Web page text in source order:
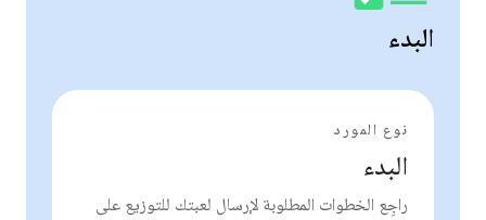
البدء
نوع المورد
البدء
راجِع الخطوات المطلوبة لإرسال لعبتك للتوزيع على